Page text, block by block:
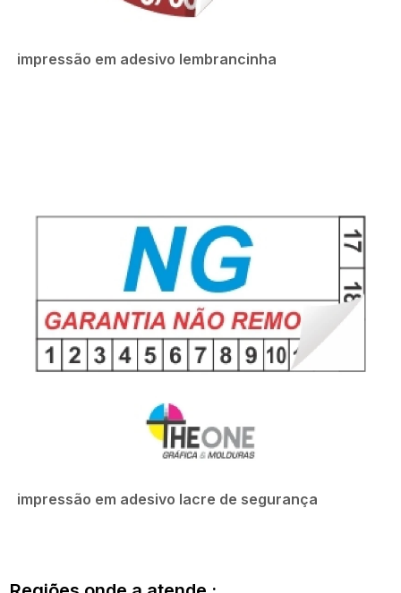
impressão em adesivo lembrancinha
impressão em adesivo lacre de segurança